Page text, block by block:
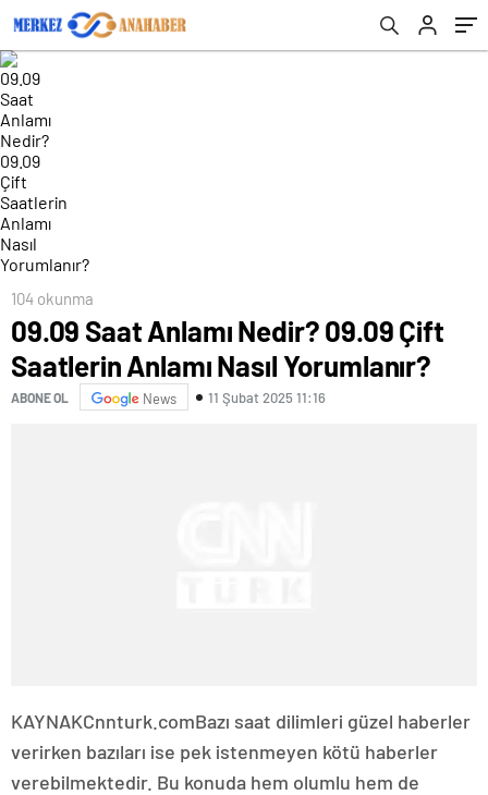
104 okunma
09.09 Saat Anlamı Nedir? 09.09 Çift
Saatlerin Anlamı Nasıl Yorumlanır?
ABONE OL News 11 Şubat 2025 11:16
KAYNAKCnnturk.comBazı saat dilimleri güzel haberler
verirken bazıları ise pek istenmeyen kötü haberler
verebilmektedir. Bu konuda hem olumlu hem de